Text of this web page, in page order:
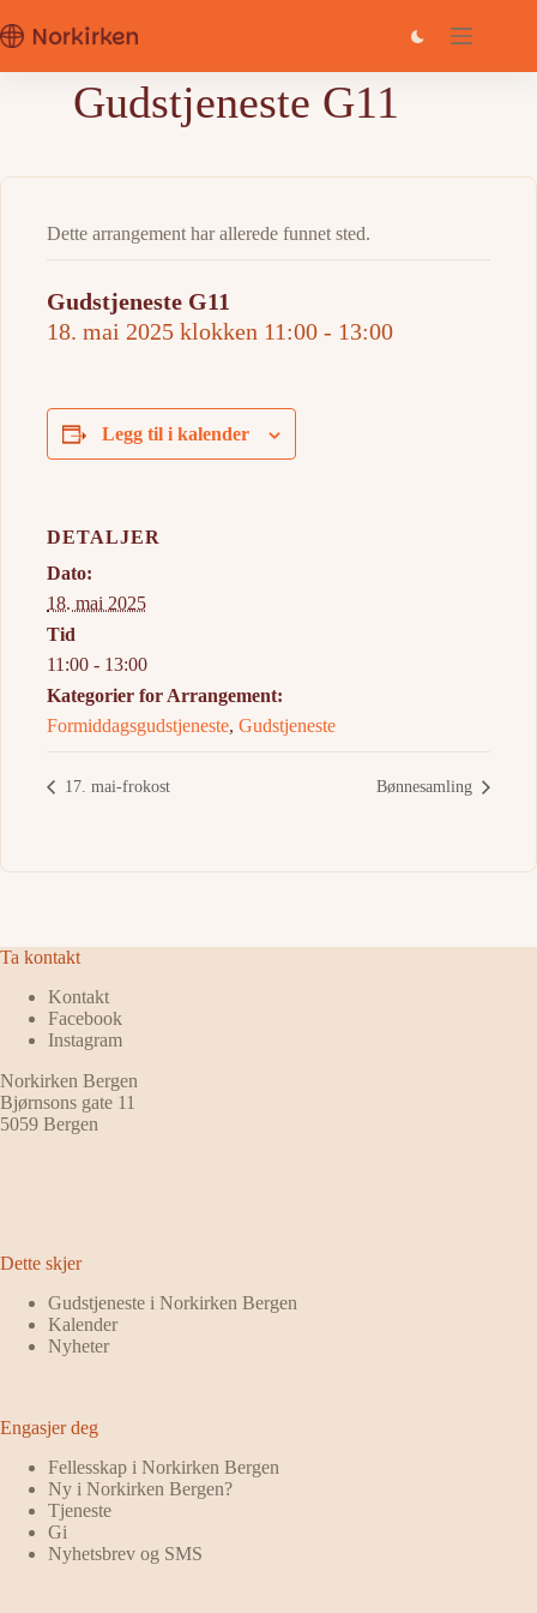
til
innholdet
Gudstjeneste G11
Dette arrangement har allerede funnet sted.
Gudstjeneste G11
18. mai 2025 klokken 11:00 - 13:00
Legg til i kalender
DETALJER
Dato:
18. mai 2025
Tid
11:00 - 13:00
Kategorier for Arrangement:
Formiddagsgudstjeneste,Gudstjeneste
17. mai-frokost Bønnesamling
Ta kontakt
Kontakt
Facebook
Instagram
Norkirken Bergen
Bjørnsons gate 11
5059 Bergen
Dette skjer
Gudstjeneste i Norkirken Bergen
Kalender
Nyheter
Engasjer deg
Fellesskap i Norkirken Bergen
Ny i Norkirken Bergen?
Tjeneste
Gi
Nyhetsbrev og SMS